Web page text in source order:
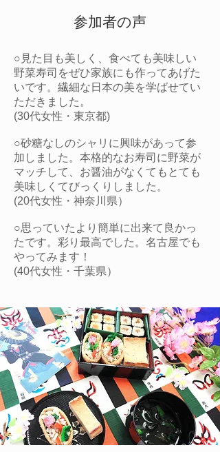
​参加者の声
○見た目も美しく、食べても美味しい
野菜寿司をぜひ家族にも作ってあげた
いです。繊細な日本の美を学ばせてい
ただきました。
(30代女性・東京都)
○砂糖なしのシャリに興味があって参
加しました。本格的なお寿司に野菜が
マッチして、お醤油がなくてもとても
美味しくてびっくりしました。
(20代女性・神奈川県）
○思っていたより簡単に出来て良かっ
たです。彩り最高でした。名古屋でも
やってみます！
​(40代女性・千葉県）